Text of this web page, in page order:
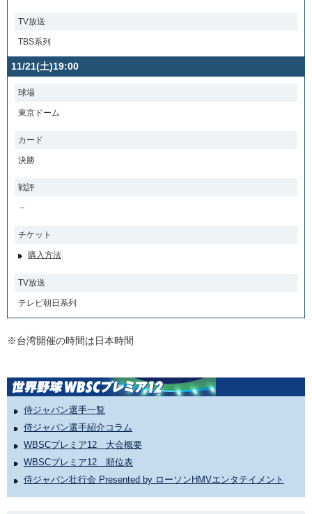
TV放送
TBS系列
11/21(土)19:00
球場
東京ドーム
カード
決勝
戦評
－
チケット
購入方法
TV放送
テレビ朝日系列
※台湾開催の時間は日本時間
侍ジャパン選手一覧
侍ジャパン選手紹介コラム
WBSCプレミア12 大会概要
WBSCプレミア12 順位表
侍ジャパン壮行会 Presented by ローソンHMVエンタテイメント